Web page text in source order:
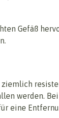
Gefäß
werden.
eine